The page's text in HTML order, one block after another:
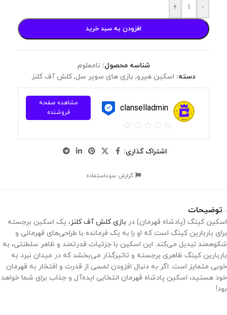
-
+
افزودن به سبد خرید
شناسه محصول: نامعلوم
دسته: اسکین هیرو, بازی های سوپر سل, کلش آف کلنز
clanselladmin
مشاهده صفحه
فروشنده
اشتراک گذاری:
گزارش سوءاستفاده
توضیحات
اسکین کینگ (پادشاه قهرمان) در بازی کلش آف کلنز، یک اسکین برجسته
برای باربارین کینگ است که او را به یک فرمانده با طراحی‌های قهرمانی و
شکوهمند تبدیل می‌کند. این اسکین با جزئیات قدرتمند و ظاهر سلطنتی، به
باربارین کینگ ظاهری برجسته و تاثیرگذار می‌بخشد که در میدان نبرد به
خوبی متمایز است. اگر به دنبال افزودن لمسی از قدرت و افتخار به قهرمان
خود هستید، اسکین پادشاه قهرمان انتخابی ایده‌آل و جذاب برای شما خواهد
بود!